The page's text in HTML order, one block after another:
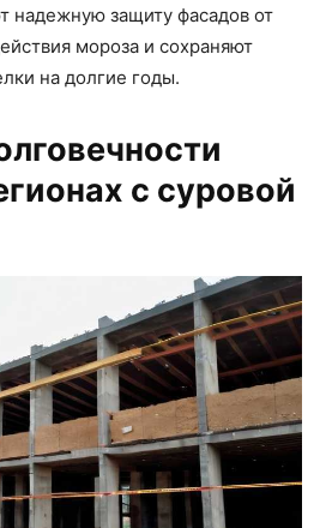
надежную защиту фасадов от
мороза и сохраняют
на долгие годы.
с суровой